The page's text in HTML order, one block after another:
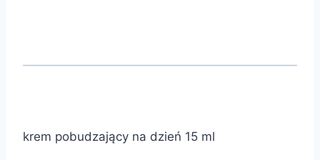
krem pobudzający na dzień 15 ml